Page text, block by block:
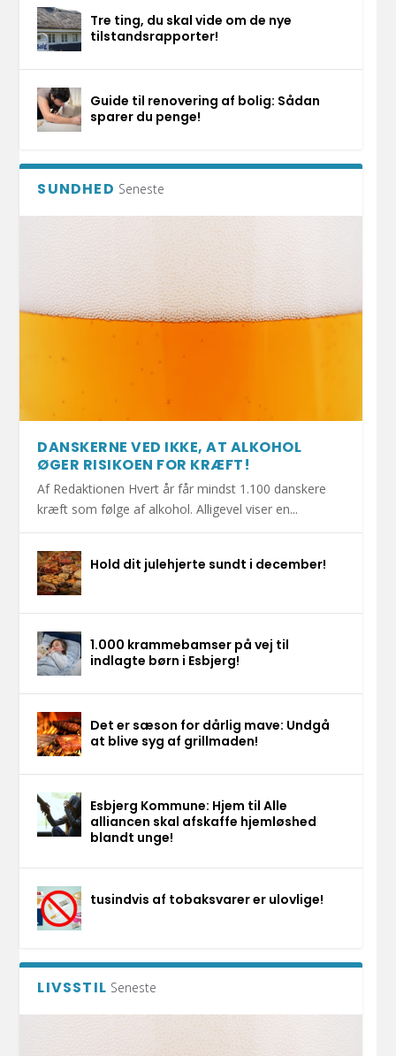
Tre ting, du skal vide om de nye
tilstandsrapporter!
Guide til renovering af bolig: Sådan
sparer du penge!
SUNDHED Seneste
DANSKERNE VED IKKE, AT ALKOHOL
ØGER RISIKOEN FOR KRÆFT!
Af Redaktionen Hvert år får mindst 1.100 danskere
kræft som følge af alkohol. Alligevel viser en...
Hold dit julehjerte sundt i december!
1.000 krammebamser på vej til
indlagte børn i Esbjerg!
Det er sæson for dårlig mave: Undgå
at blive syg af grillmaden!
Esbjerg Kommune: Hjem til Alle
alliancen skal afskaffe hjemløshed
blandt unge!
tusindvis af tobaksvarer er ulovlige!
LIVSSTIL Seneste